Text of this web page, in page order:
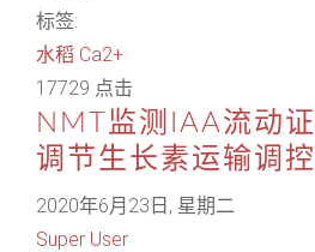
标签:
水稻 Ca2+
17729 点击
NMT监测IAA流动
调节生长素运输调
2020年6月23日, 星期二
Super User